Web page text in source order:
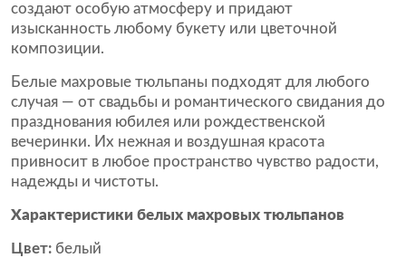
создают особую атмосферу и придают
изысканность любому букету или цветочной
композиции.
Белые махровые тюльпаны подходят для любого
случая — от свадьбы и романтического свидания до
празднования юбилея или рождественской
вечеринки. Их нежная и воздушная красота
привносит в любое пространство чувство радости,
надежды и чистоты.
Характеристики белых махровых тюльпанов
Цвет: белый